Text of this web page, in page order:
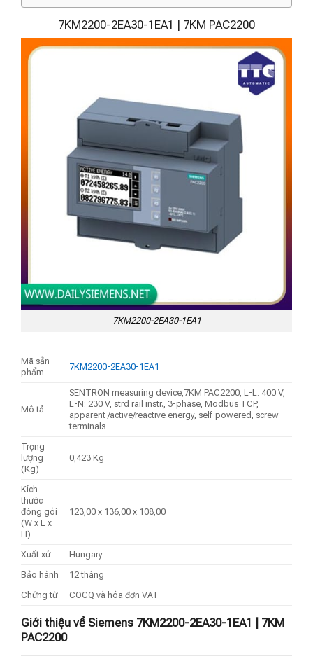
7KM2200-2EA30-1EA1 | 7KM PAC2200
7KM2200-2EA30-1EA1
Mã sản
phẩm
7KM2200-2EA30-1EA1
Mô tả
SENTRON measuring device,7KM PAC2200, L-L: 400 V,
L-N: 230 V, strd rail instr., 3-phase, Modbus TCP,
apparent /active/reactive energy, self-powered, screw
terminals
Trọng
lượng
(Kg)
0,423 Kg
Kích
thước
đóng gói
(W x L x
H)
123,00 x 136,00 x 108,00
Xuất xứ
Hungary
Bảo hành
12 tháng
Chứng từ
COCQ và hóa đơn VAT
Giới thiệu về Siemens 7KM2200-2EA30-1EA1 | 7KM
PAC2200